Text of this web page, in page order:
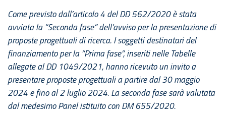
Come previsto dall’articolo 4 del DD 562/2020 è stata
avviata la “Seconda fase” dell’avviso per la presentazione di
proposte progettuali di ricerca. I soggetti destinatari del
finanziamento per la “Prima fase”, inseriti nelle Tabelle
allegate al DD 1049/2021, hanno ricevuto un invito a
presentare proposte progettuali a partire dal 30 maggio
2024 e fino al 2 luglio 2024. La seconda fase sarà valutata
dal medesimo Panel istituito con DM 655/2020.